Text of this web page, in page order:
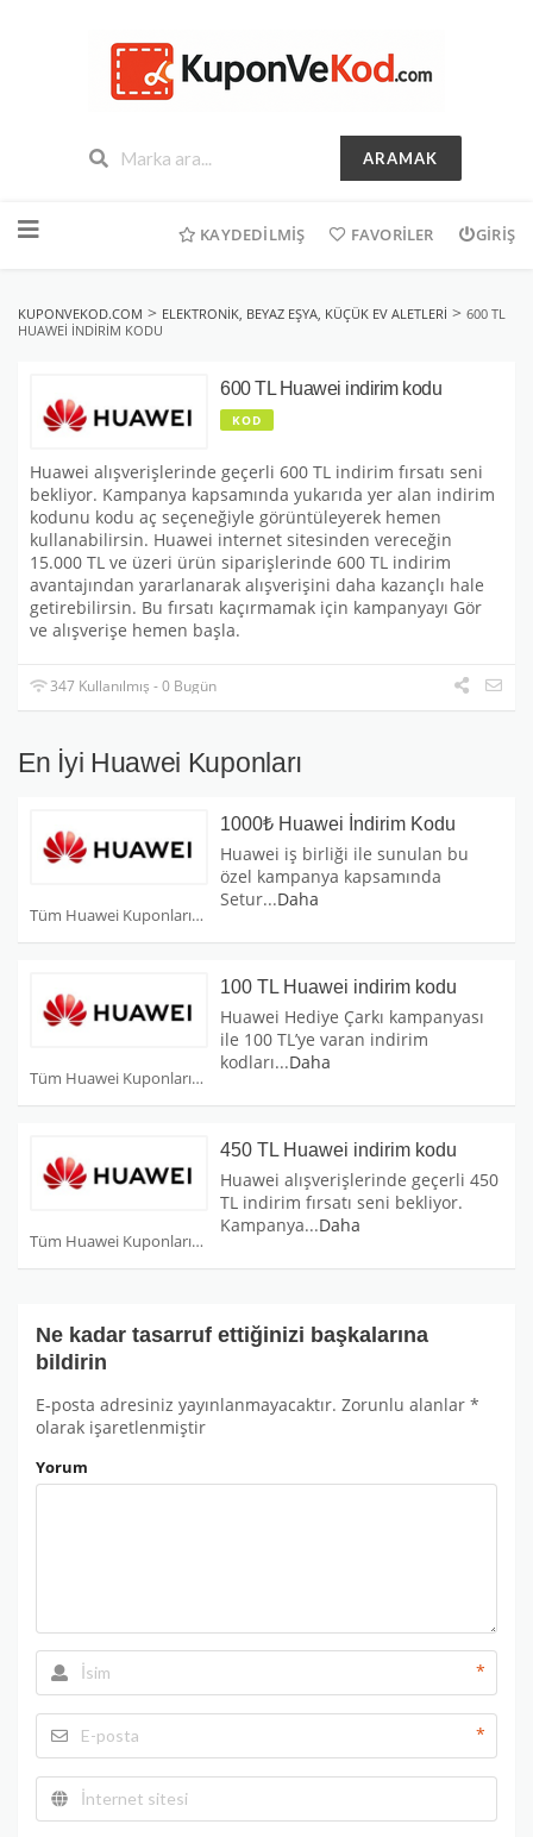
ARAMAK
geç
KAYDEDILMIŞ FAVORILER GIRIŞ
KUPONVEKOD.COM > ELEKTRONIK, BEYAZ EŞYA, KÜÇÜK EV ALETLERI > 600 TL
HUAWEI INDIRIM KODU
600 TL Huawei indirim kodu
KOD
Huawei alışverişlerinde geçerli 600 TL indirim fırsatı seni
bekliyor. Kampanya kapsamında yukarıda yer alan indirim
kodunu kodu aç seçeneğiyle görüntüleyerek hemen
kullanabilirsin. Huawei internet sitesinden vereceğin
15.000 TL ve üzeri ürün siparişlerinde 600 TL indirim
avantajından yararlanarak alışverişini daha kazançlı hale
getirebilirsin. Bu fırsatı kaçırmamak için kampanyayı Gör
ve alışverişe hemen başla.
347 Kullanılmış - 0 Bugün
En İyi Huawei Kuponları
Tüm Huawei Kuponları
1000₺ Huawei İndirim Kodu
Huawei iş birliği ile sunulan bu
özel kampanya kapsamında
Setur...Daha
Tüm Huawei Kuponları
100 TL Huawei indirim kodu
Huawei Hediye Çarkı kampanyası
ile 100 TL’ye varan indirim
kodları...Daha
Tüm Huawei Kuponları
450 TL Huawei indirim kodu
Huawei alışverişlerinde geçerli 450
TL indirim fırsatı seni bekliyor.
Kampanya...Daha
Ne kadar tasarruf ettiğinizi başkalarına
bildirin
E-posta adresiniz yayınlanmayacaktır. Zorunlu alanlar *
olarak işaretlenmiştir
Yorum
*
*